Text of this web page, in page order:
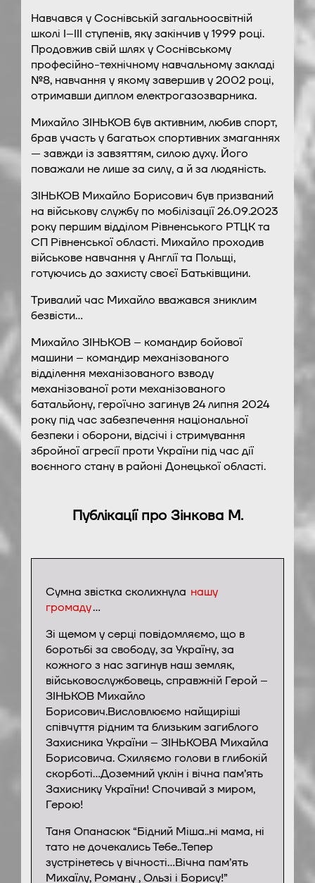
Навчався у Соснівській загальноосвітній
школі І–ІІІ ступенів, яку закінчив у 1999 році.
Продовжив свій шлях у Соснівському
професійно-технічному навчальному закладі
№8, навчання у якому завершив у 2002 році,
отримавши диплом електрогазозварника.
Михайло ЗІНЬКОВ був активним, любив спорт,
брав участь у багатьох спортивних змаганнях
— завжди із завзяттям, силою духу. Його
поважали не лише за силу, а й за людяність.
ЗІНЬКОВ Михайло Борисович був призваний
на військову службу по мобілізації 26.09.2023
року першим відділом Рівненського РТЦК та
СП Рівненської області. Михайло проходив
військове навчання у Англії та Польщі,
готуючись до захисту своєї Батьківщини.
Тривалий час Михайло вважався зниклим
безвісти…
Михайло ЗІНЬКОВ – командир бойової
машини – командир механізованого
відділення механізованого взводу
механізованої роти механізованого
батальйону, героїчно загинув 24 липня 2024
року під час забезпечення національної
безпеки і оборони, відсічі і стримування
збройної агресії проти України під час дії
воєнного стану в районі Донецької області.
Публікації про Зінкова М.
Сумна звістка сколихнула нашу
громаду…
Зі щемом у серці повідомляємо, що в
боротьбі за свободу, за Україну, за
кожного з нас загинув наш земляк,
військовослужбовець, справжній Герой –
ЗІНЬКОВ Михайло
Борисович.Висловлюємо найщиріші
співчуття рідним та близьким загиблого
Захисника України – ЗІНЬКОВА Михайла
Борисовича. Схиляємо голови в глибокій
скорботі…Доземний уклін і вічна пам’ять
Захиснику України! Спочивай з миром,
Герою!
Таня Опанасюк “Бідний Міша..ні мама, ні
тато не дочекались Тебе..Тепер
зустрінетесь у вічності…Вічна пам’ять
Михаїлу, Роману , Ользі і Борису!”